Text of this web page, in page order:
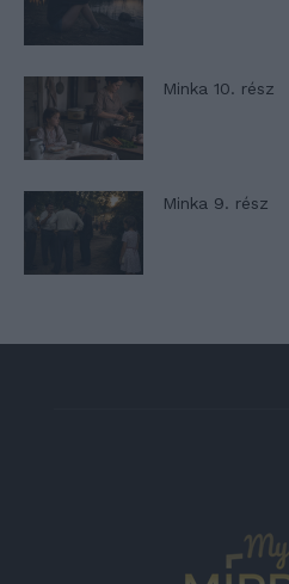
Minka 10. rész
Minka 9. rész